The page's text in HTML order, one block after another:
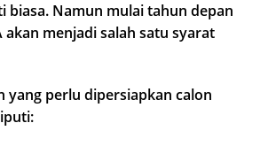
biasa. Namun mulai tahun depan
akan menjadi salah satu syarat
yang perlu dipersiapkan calon